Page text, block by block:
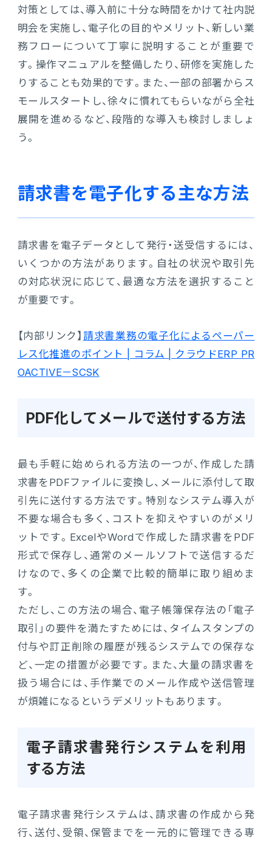
対策としては、導入前に十分な時間をかけて社内説
明会を実施し、電子化の目的やメリット、新しい業
務フローについて丁寧に説明することが重要で
す。操作マニュアルを整備したり、研修を実施した
りすることも効果的です。また、一部の部署からス
モールスタートし、徐々に慣れてもらいながら全社
展開を進めるなど、段階的な導入も検討しましょ
う。
請求書を電子化する主な方法
請求書を電子データとして発行・送受信するには、
いくつかの方法があります。自社の状況や取引先
の対応状況に応じて、最適な方法を選択すること
が重要です。
【内部リンク】 請求書業務の電子化によるペーパー
レス化推進のポイント | コラム | クラウドERP PR
OACTIVE－SCSK
PDF化してメールで送付する方法
最も手軽に始められる方法の一つが、作成した請
求書をPDFファイルに変換し、メールに添付して取
引先に送付する方法です。特別なシステム導入が
不要な場合も多く、コストを抑えやすいのがメリ
ットです。ExcelやWordで作成した請求書をPDF
形式で保存し、通常のメールソフトで送信するだ
けなので、多くの企業で比較的簡単に取り組めま
す。
ただし、この方法の場合、電子帳簿保存法の「電子
取引」の要件を満たすためには、タイムスタンプの
付与や訂正削除の履歴が残るシステムでの保存な
ど、一定の措置が必要です。また、大量の請求書を
扱う場合には、手作業でのメール作成や送信管理
が煩雑になるというデメリットもあります。
電子請求書発行システムを利用
する方法
電子請求書発行システムは、請求書の作成から発
行、送付、受領、保管までを一元的に管理できる専